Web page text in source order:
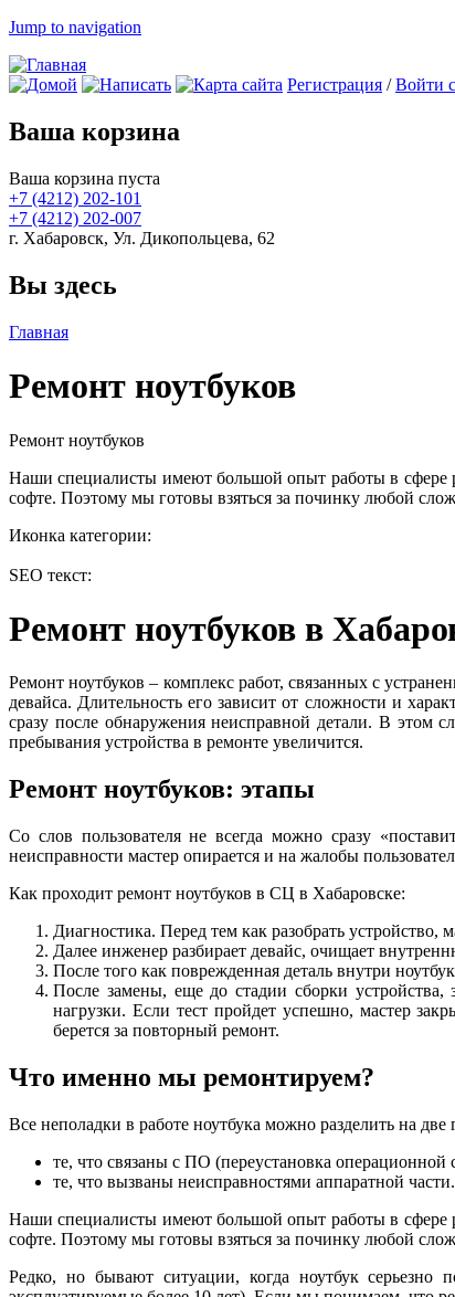
Jump to navigation
Регистрация /Войти
Ваша корзина
Ваша корзина пуста
+7 (4212) 202-101
+7 (4212) 202-007
г. Хабаровск, Ул. Дикопольцева, 62
Вы здесь
Главная
Ремонт ноутбуков
Ремонт ноутбуков
Наши специалисты имеют большой опыт работы в сфере
софте. Поэтому мы готовы взяться за починку любой
Иконка категории:
SEO текст:
Ремонт ноутбуков в
Ремонт ноутбуков – комплекс работ, связанных с
девайса. Длительность его зависит от сложности и
сразу после обнаружения неисправной детали. В этом
пребывания устройства в ремонте увеличится.
Ремонт ноутбуков: этапы
Со слов пользователя не всегда можно сразу
неисправности мастер опирается и на жалобы
Как проходит ремонт ноутбуков в СЦ в Хабаровске:
Диагностика. Перед тем как разобрать
Далее инженер разбирает девайс, очищает
После того как поврежденная деталь внутри
После замены, еще до стадии сборки устройства,
нагрузки. Если тест пройдет успешно, мастер
берется за повторный ремонт.
Что именно мы ремонтируем?
Все неполадки в работе ноутбука можно разделить на две
те, что связаны с ПО (переустановка операционной
те, что вызваны неисправностями аппаратной части.
Наши специалисты имеют большой опыт работы в сфере
софте. Поэтому мы готовы взяться за починку любой
Редко, но бывают ситуации, когда ноутбук серьезно